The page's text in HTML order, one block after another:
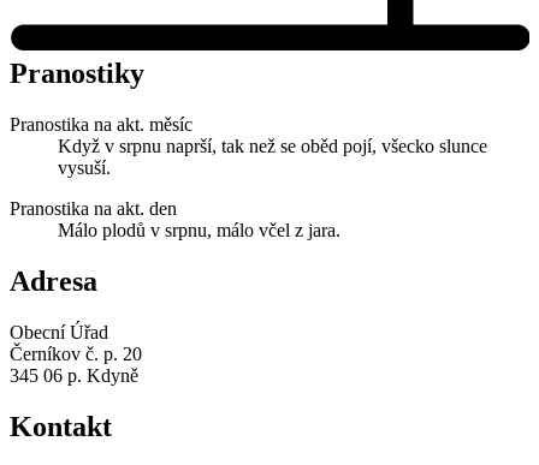
Pranostiky
Pranostika na akt. měsíc
Když v srpnu naprší, tak než se oběd pojí, všecko slunce
vysuší.
Pranostika na akt. den
Málo plodů v srpnu, málo včel z jara.
Adresa
Obecní Úřad
Černíkov č. p. 20
345 06 p. Kdyně
Kontakt